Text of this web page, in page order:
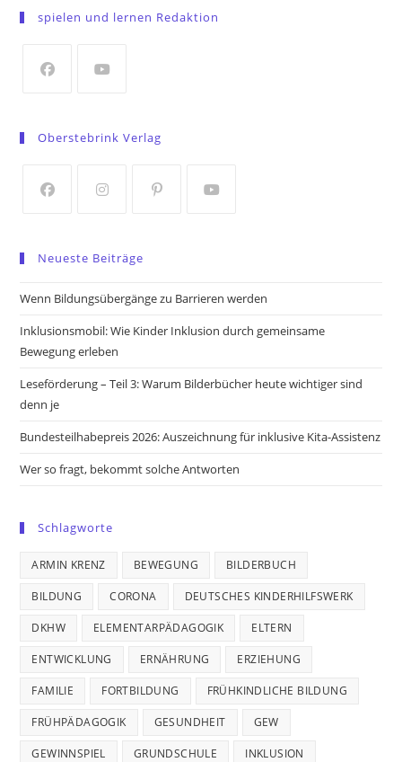
a
tab
spielen und lernen Redaktion
a
tab
tab
Oberstebrink Verlag
a
new
new
a
new
new
Neueste Beiträge
Wenn Bildungsübergänge zu Barrieren werden
Inklusionsmobil: Wie Kinder Inklusion durch gemeinsame
Bewegung erleben
Leseförderung – Teil 3: Warum Bilderbücher heute wichtiger sind
denn je
Bundesteilhabepreis 2026: Auszeichnung für inklusive Kita-Assistenz
Wer so fragt, bekommt solche Antworten
Schlagworte
ARMIN KRENZ BEWEGUNG BILDERBUCH
BILDUNG CORONA DEUTSCHES KINDERHILFSWERK
DKHW ELEMENTARPÄDAGOGIK ELTERN
ENTWICKLUNG ERNÄHRUNG ERZIEHUNG
FAMILIE FORTBILDUNG FRÜHKINDLICHE BILDUNG
FRÜHPÄDAGOGIK GESUNDHEIT GEW
GEWINNSPIEL GRUNDSCHULE INKLUSION